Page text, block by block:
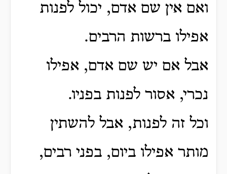
ואם אין שם אדם, יכול לפנות
אפילו ברשות הרבים.
אבל אם יש שם אדם, אפילו
נכרי, אסור לפנות בפניו.
וכל זה לפנות, אבל להשתין
מותר אפילו ביום, בפני רבים,